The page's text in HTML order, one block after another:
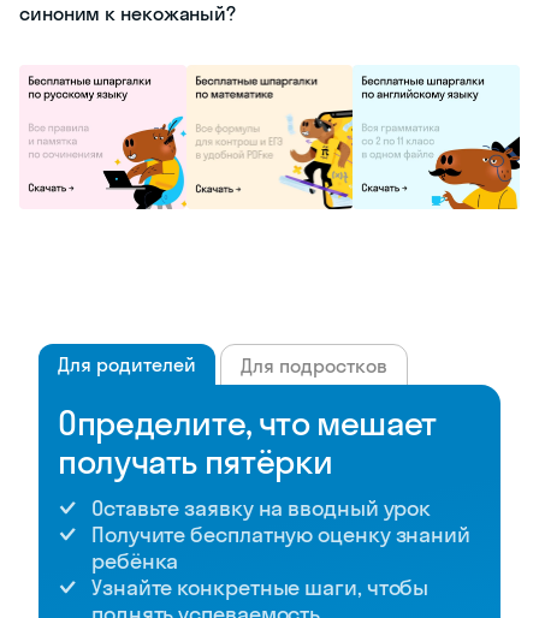
синоним к некожаный?
Для родителей Для подростков
Определите, что мешает
получать пятёрки
Оставьте заявку на вводный урок
Получите бесплатную оценку знаний
ребёнка
Узнайте конкретные шаги, чтобы